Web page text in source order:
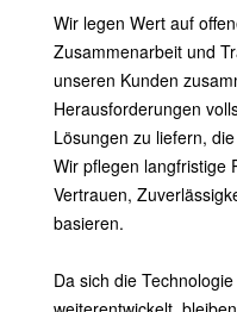
Wir legen Wert auf
Zusammenarbeit und
unseren Kunden
Herausforderungen
Lösungen zu liefern,
Wir pflegen langfristige
Vertrauen,
basieren.
Da sich die